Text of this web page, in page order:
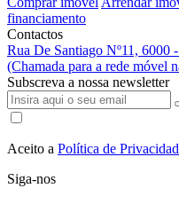
financiamento
Contactos
Rua De Santiago Nº11, 6000
(Chamada para a rede móvel
Subscreva a nossa newsletter
Aceito a Política de
Siga-nos